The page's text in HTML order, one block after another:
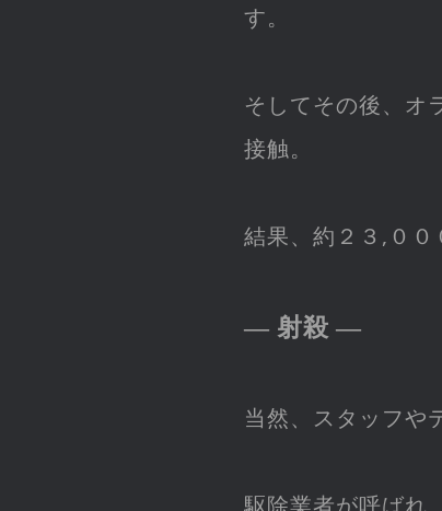
す。
そしてその後、オ
接触。
結果、約２３,００
― 射殺 ―
当然、スタッフや
駆除業者が呼ばれ